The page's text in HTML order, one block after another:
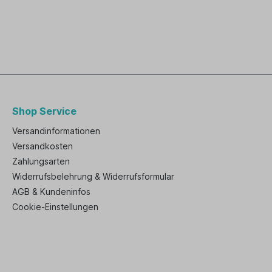
Shop Service
Versandinformationen
Versandkosten
Zahlungsarten
Widerrufsbelehrung & Widerrufsformular
AGB & Kundeninfos
Cookie-Einstellungen